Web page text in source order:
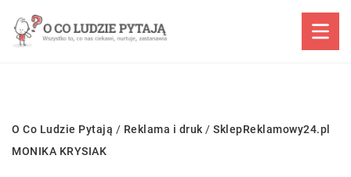
O Co Ludzie Pytają / Reklama i druk / SklepReklamowy24.pl
MONIKA KRYSIAK